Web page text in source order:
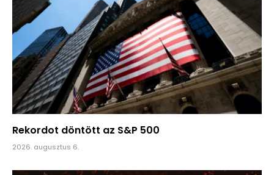
Rekordot döntött az S&P 500
2026. augusztus 6.